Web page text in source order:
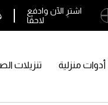
اشترِ الآن وادفع
لاحقًا
أدوات منزلية تنزيلات